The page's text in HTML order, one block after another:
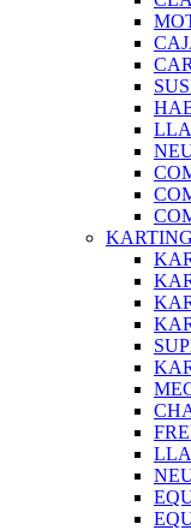
KARTING